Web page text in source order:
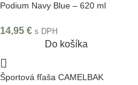
Podium Navy Blue – 620 ml
14,95 € s DPH
Do košíka
Športová fľaša CAMELBAK